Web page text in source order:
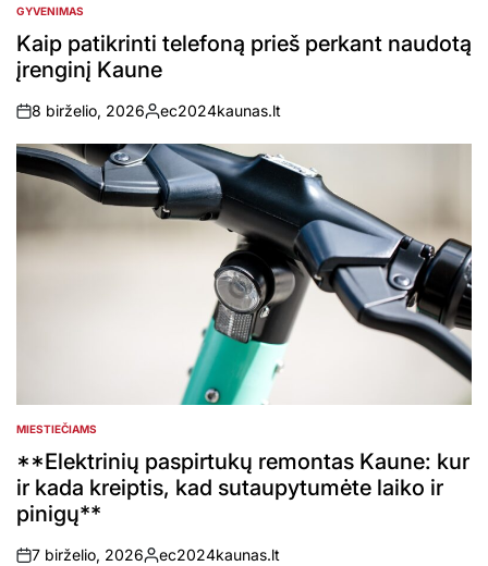
POSTED
IN
GYVENIMAS
Kaip patikrinti telefoną prieš perkant naudotą
įrenginį Kaune
on
8 birželio, 2026
Posted
by
ec2024kaunas.lt
POSTED
MIESTIEČIAMS
**Elektrinių paspirtukų remontas Kaune: kur
ir kada kreiptis, kad sutaupytumėte laiko ir
pinigų**
7 birželio, 2026 ec2024kaunas.lt